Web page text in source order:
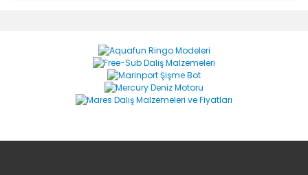
Yorum Yaz
Ürün resmi kalitesiz, bozuk veya görüntülenemiyor.
Ürün açıklamasında eksik bilgiler bulunuyor.
Ürün bilgilerinde hatalar bulunuyor.